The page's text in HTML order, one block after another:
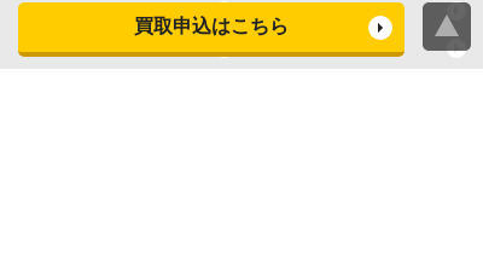
買取申込はこちら
タブレット買取査定
スマートウォッチ買取査定